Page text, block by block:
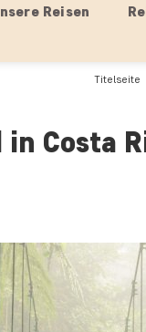
Reisen
Titelseite
Costa